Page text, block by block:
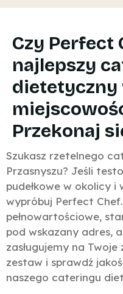
Czy Perfect
najlepszy
dietetyczny
Przekonaj
Szukasz rzetelnego
Przasnyszu? Jeśli
pudełkowe w okolicy i
wypróbuj Perfect
pełnowartościowe,
pod wskazany adres,
zasługujemy na
zestaw i sprawdź
naszego cateringu